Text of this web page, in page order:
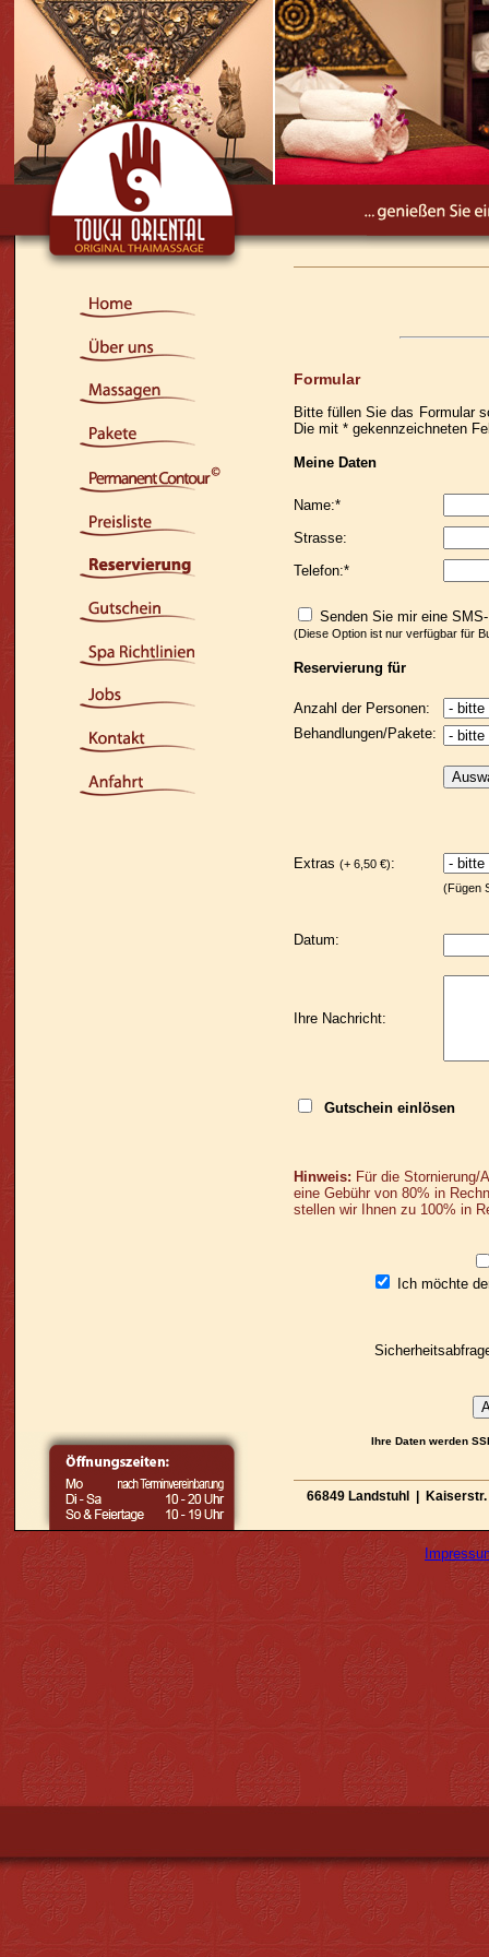
Formular
Bitte füllen Sie das Formular
Die mit * gekennzeichneten
Meine Daten
Name:*
Strasse:
Telefon:*
Senden Sie mir eine
(Diese Option ist nur verfügbar für
Reservierung für
Anzahl der Personen:
Behandlungen/Pakete:
Extras (+ 6,50 €):
(Fügen
Datum:
Ihre Nachricht:
Gutschein einlösen
Hinweis: Für die Stornierung/
eine Gebühr von 80% in
stellen wir Ihnen zu 100% in
Ich möchte
Ihre Daten werden
66849 Landstuhl |